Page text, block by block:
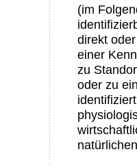
(im
direkt
einer
zu
oder zu